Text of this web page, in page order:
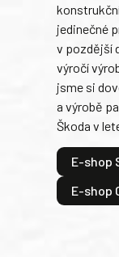
jedinečné
v pozdější
výročí
jsme si
a výrobě
Škoda v
E-shop
E-shop